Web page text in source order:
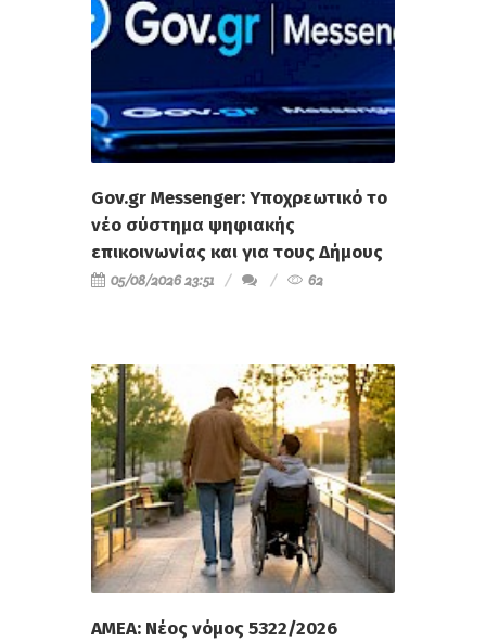
Gov.gr Messenger: Υποχρεωτικό το
νέο σύστημα ψηφιακής
επικοινωνίας και για τους Δήμους
05/08/2026 23:51 62
ΑΜΕΑ: Νέος νόμος 5322/2026